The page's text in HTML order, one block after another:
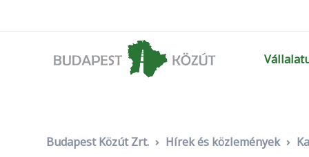
Budapest Közút Zrt. Hírek és közlemények